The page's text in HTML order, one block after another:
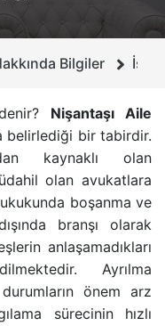
DAVASI
Bilgiler
Nişantaşı Aile
belirlediği bir tabirdir.
kaynaklı olan
olan avukatlara
boşanma ve
branşı olarak
anlaşamadıkları
Ayrılma
önem arz
sürecinin hızlı